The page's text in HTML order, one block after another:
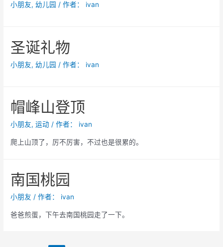
小朋友,幼儿园 / 作者： ivan
圣诞礼物
小朋友,幼儿园 / 作者： ivan
帽峰山登顶
小朋友,运动 / 作者： ivan
爬上山顶了，厉不厉害，不过也是很累的。
南国桃园
小朋友 / 作者： ivan
爸爸煎蛋，下午去南国桃园走了一下。